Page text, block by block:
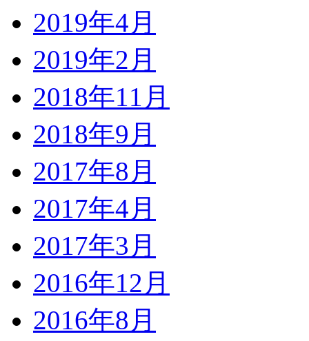
2019年4月
2019年2月
2018年11月
2018年9月
2017年8月
2017年4月
2017年3月
2016年12月
2016年8月